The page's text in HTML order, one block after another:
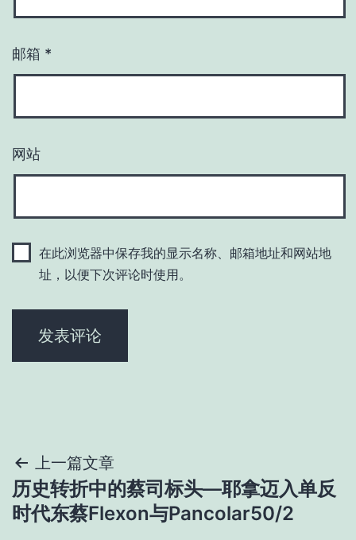
邮箱 *
网站
在此浏览器中保存我的显示名称、邮箱地址和网站地
址，以便下次评论时使用。
文
章
上一篇文章
历史转折中的蔡司标头—耶拿迈入单反
时代东蔡Flexon与Pancolar50/2